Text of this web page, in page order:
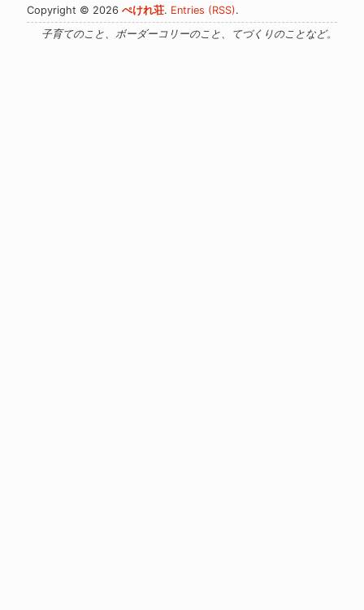
Copyright © 2026ぺけれ荘. Entries (RSS).
子育てのこと、ボーダーコリーのこと、てづくりのことなど。